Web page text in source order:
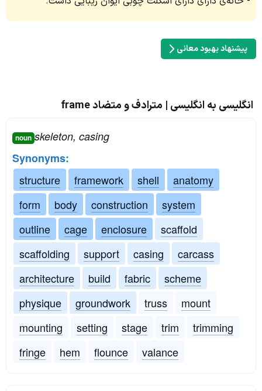
پیشنهاد بهبود معانی
انگلیسی به انگلیسی | مترادف و متضاد frame
noun skeleton, casing
Synonyms:
structure
framework shell
anatomy
form
body construction
system
outline
cage enclosure
scaffold
scaffolding
support casing
carcass
architecture
build fabric
scheme
physique
groundwork truss
mount
mounting
setting stage trim
trimming
fringe
hem flounce valance